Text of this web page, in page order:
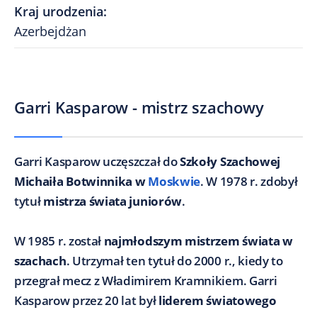
Kraj urodzenia:
Azerbejdżan
Garri Kasparow - mistrz szachowy
Garri Kasparow uczęszczał doSzkoły Szachowej
Michaiła Botwinnika wMoskwie. W 1978 r. zdobył
tytułmistrza świata juniorów.
W 1985 r. został najmłodszym mistrzem świata w
szachach. Utrzymał ten tytuł do 2000 r., kiedy to
przegrał mecz z Władimirem Kramnikiem. Garri
Kasparow przez 20 lat byłliderem światowego